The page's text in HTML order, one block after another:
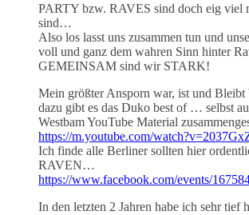
PARTY bzw. RAVES sind doch eig viel
sind…
Also los lasst uns zusammen tun und
voll und ganz dem wahren Sinn hinter
GEMEINSAM sind wir STARK!
Mein größter Ansporn war, ist und
dazu gibt es das Duko best of … selbst
Westbam YouTube Material
https://m.youtube.com/
Ich finde alle Berliner sollten hier
RAVEN…
https://www.facebook.com/events/
In den letzten 2 Jahren habe ich sehr tief